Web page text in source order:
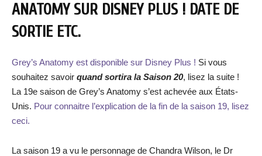
ANATOMY SUR DISNEY PLUS ! DATE DE
SORTIE ETC.
Grey’s Anatomy est disponible sur Disney Plus ! Si vous
souhaitez savoir quand sortira la Saison 20, lisez la suite !
La 19e saison de Grey’s Anatomy s’est achevée aux États-
Unis. Pour connaitre l’explication de la fin de la saison 19, lisez
ceci.
La saison 19 a vu le personnage de Chandra Wilson, le Dr